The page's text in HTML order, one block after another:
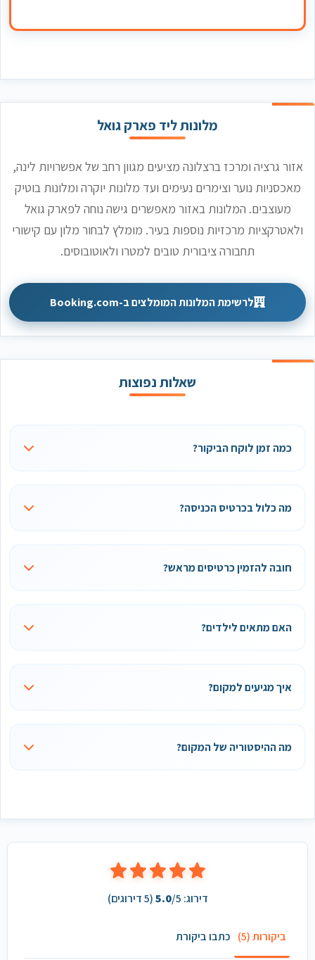
מלונות ליד פארק גואל
אזור גרציה ומרכז ברצלונה מציעים מגוון רחב של אפשרויות לינה,
מאכסניות נוער וצימרים נעימים ועד מלונות יוקרה ומלונות בוטיק
מעוצבים. המלונות באזור מאפשרים גישה נוחה לפארק גואל
ולאטרקציות מרכזיות נוספות בעיר. מומלץ לבחור מלון עם קישורי
תחבורה ציבורית טובים למטרו ולאוטובוסים.
לרשימת המלונות המומלצים ב-Booking.com
שאלות נפוצות
כמה זמן לוקח הביקור?
מה כלול בכרטיס הכניסה?
חובה להזמין כרטיסים מראש?
האם מתאים לילדים?
איך מגיעים למקום?
מה ההיסטוריה של המקום?
דירוג: 5.0/5 (
5דירוגים)
ביקורות (5) כתבו ביקורת